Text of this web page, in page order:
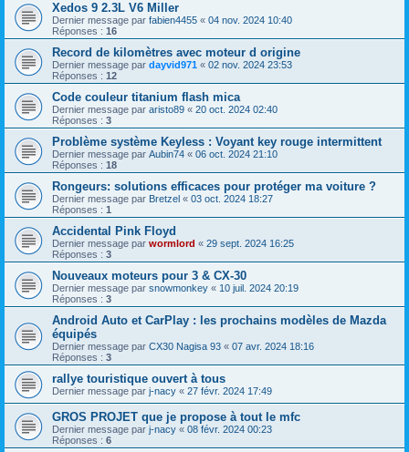
Xedos 9 2.3L V6 Miller
Dernier message par fabien4455 « 04 nov. 2024 10:40
Réponses : 16
Record de kilomètres avec moteur d origine
Dernier message par dayvid971 « 02 nov. 2024 23:53
Réponses : 12
Code couleur titanium flash mica
Dernier message par aristo89 « 20 oct. 2024 02:40
Réponses : 3
Problème système Keyless : Voyant key rouge intermittent
Dernier message par Aubin74 « 06 oct. 2024 21:10
Réponses : 18
Rongeurs: solutions efficaces pour protéger ma voiture ?
Dernier message par Bretzel « 03 oct. 2024 18:27
Réponses : 1
Accidental Pink Floyd
Dernier message par wormlord « 29 sept. 2024 16:25
Réponses : 3
Nouveaux moteurs pour 3 & CX-30
Dernier message par snowmonkey « 10 juil. 2024 20:19
Réponses : 3
Android Auto et CarPlay : les prochains modèles de Mazda
équipés
Dernier message par CX30 Nagisa 93 « 07 avr. 2024 18:16
Réponses : 3
rallye touristique ouvert à tous
Dernier message par j-nacy « 27 févr. 2024 17:49
GROS PROJET que je propose à tout le mfc
Dernier message par j-nacy « 08 févr. 2024 00:23
Réponses : 6